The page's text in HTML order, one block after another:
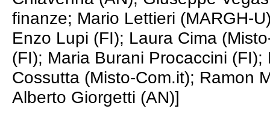
finanze; Mario Lettieri (MARGH-
Enzo Lupi (FI); Laura Cima
(FI); Maria Burani Procaccini
Cossutta (Misto-Com.it); Ramon
Alberto Giorgetti (AN)]